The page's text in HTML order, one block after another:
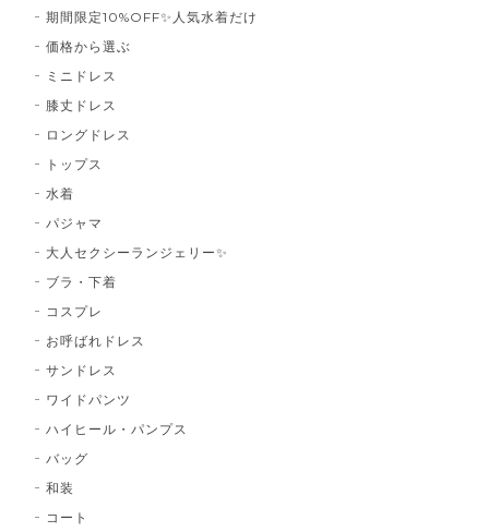
期間限定10%OFF✨人気水着だけ
価格から選ぶ
ミニドレス
膝丈ドレス
ロングドレス
トップス
水着
パジャマ
大人セクシーランジェリー✨
ブラ・下着
コスプレ
お呼ばれドレス
サンドレス
ワイドパンツ
ハイヒール・パンプス
バッグ
和装
コート